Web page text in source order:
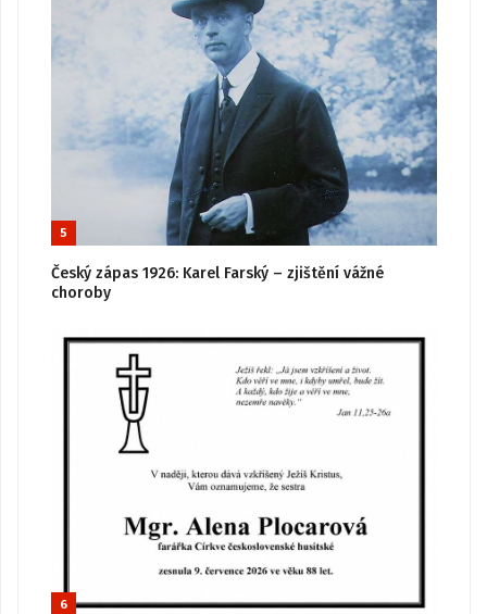
5
Český zápas 1926: Karel Farský – zjištění vážné
choroby
6